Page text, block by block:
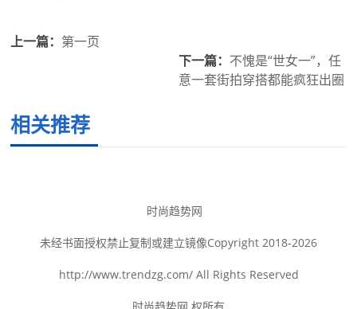
上一篇： 第一页
下一篇： 不愧是“世女一”，任
意一套街拍穿搭都能疯狂出圈
相关推荐
时尚趋势网
未经书面授权禁止复制或建立镜像Copyright 2018-2026
http://www.trendzg.com/ All Rights Reserved